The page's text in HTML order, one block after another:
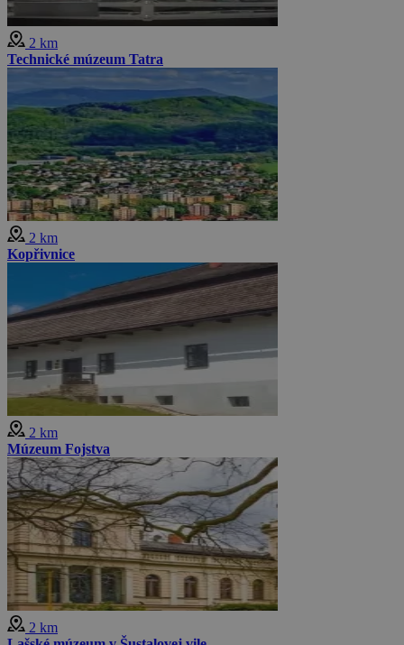
2 km
Technické múzeum Tatra
2 km
Kopřivnice
2 km
Múzeum Fojstva
2 km